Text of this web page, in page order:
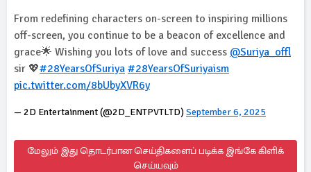
From redefining characters on-screen to inspiring millions
off-screen, you continue to be a beacon of excellence and
grace🌟 Wishing you lots of love and success @Suriya_offl
sir 💖#28YearsOfSuriya #28YearsOfSuriyaism
pic.twitter.com/8bUbyXVR6y
— 2D Entertainment (@2D_ENTPVTLTD) September 6, 2025
மேலும் இது தொடர்பான செய்திகளைப் படிக்க இங்கே கிளிக்
செய்யவும்